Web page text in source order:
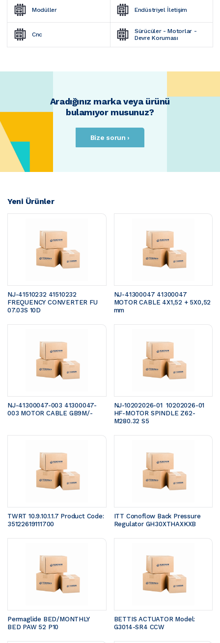
Modüller Endüstriyel İletişim
Cnc
Sürücüler - Motorlar -
Devre Koruması
Aradığınız marka veya ürünü
bulamıyor musunuz?
Bize sorun ›
Yeni Ürünler
NJ-41510232 41510232
FREQUENCY CONVERTER FU
07.03S 10D
NJ-41300047 41300047
MOTOR CABLE 4X1,52 + 5X0,52
mm
NJ-41300047-003 41300047-
003 MOTOR CABLE GB9M/-
NJ-10202026-01  10202026-01
HF-MOTOR SPINDLE Z62-
M280.32 S5
TWRT 10.9.10.1.1.7 Product Code:
35122619111700
ITT Conoflow Back Pressure
Regulator GH30XTHAXKXB
Permaglide BED/MONTHLY
BED PAW 52 P10
BETTIS ACTUATOR Model:
G3014-SR4 CCW